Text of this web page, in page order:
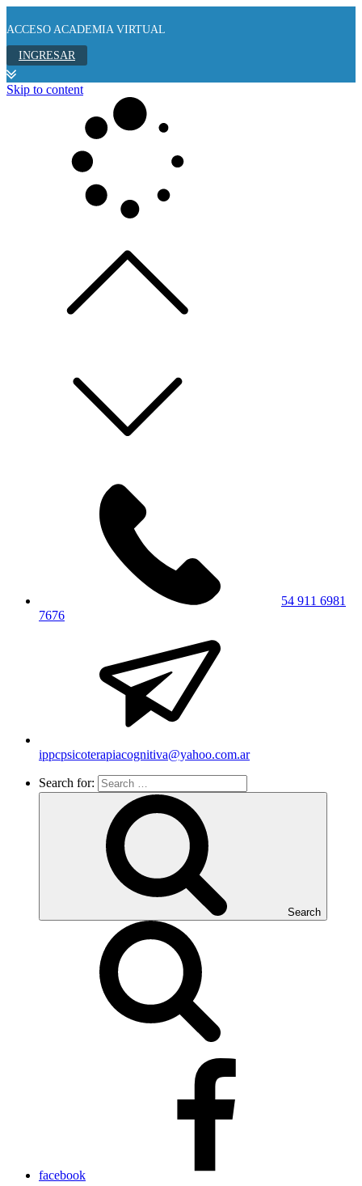
ACCESO ACADEMIA VIRTUAL
INGRESAR
Skip to content
54 911 6981
7676
ippcpsicoterapiacognitiva@yahoo.com.ar
Search for:
Search
facebook